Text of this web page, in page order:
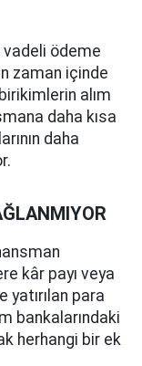
vadeli ödeme
zaman içinde
alım
daha kısa
daha
kâr payı veya
para
bankalarındaki
herhangi bir ek